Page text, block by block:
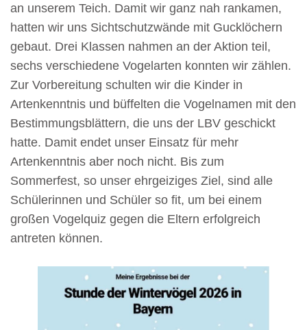
an unserem Teich. Damit wir ganz nah rankamen,
hatten wir uns Sichtschutzwände mit Gucklöchern
gebaut. Drei Klassen nahmen an der Aktion teil,
sechs verschiedene Vogelarten konnten wir zählen.
Zur Vorbereitung schulten wir die Kinder in
Artenkenntnis und büffelten die Vogelnamen mit den
Bestimmungsblättern, die uns der LBV geschickt
hatte. Damit endet unser Einsatz für mehr
Artenkenntnis aber noch nicht. Bis zum
Sommerfest, so unser ehrgeiziges Ziel, sind alle
Schülerinnen und Schüler so fit, um bei einem
großen Vogelquiz gegen die Eltern erfolgreich
antreten können.